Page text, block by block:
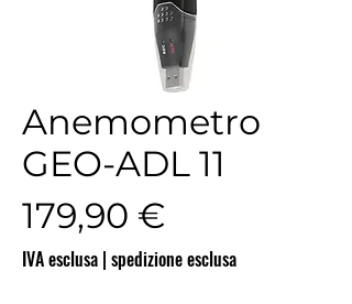
Anemometro
GEO-ADL 11
179,90 €
IVA esclusa | spedizione esclusa